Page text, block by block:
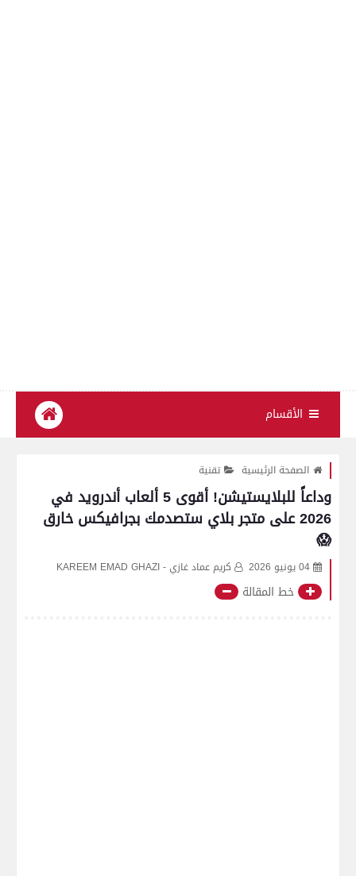
الأقسام
الصفحة الرئيسية تقنية
وداعاً للبلايستيشن! أقوى 5 ألعاب أندرويد في
2026 على متجر بلاي ستصدمك بجرافيكس خارق
😱
04 يونيو 2026 كريم عماد غازي - KAREEM EMAD GHAZI
خط المقالة